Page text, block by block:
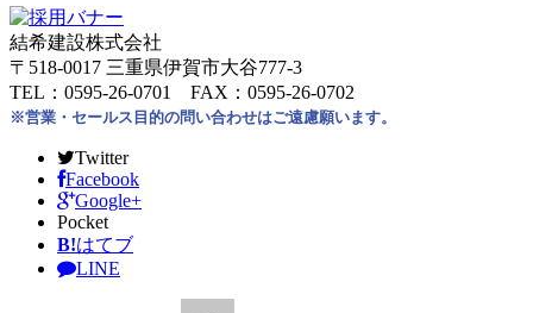
結希建設株式会社
〒518-0017 三重県伊賀市大谷777-3
TEL：0595-26-0701 FAX：0595-26-0702
※営業・セールス目的の問い合わせはご遠慮願います。
Twitter
Facebook
Google+
Pocket
B!はてブ
LINE